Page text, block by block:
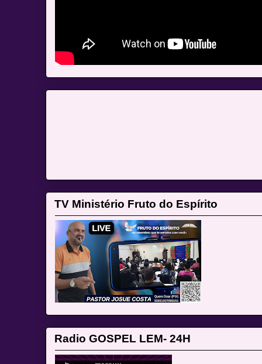
TV Ministério Fruto do Espírito
Radio GOSPEL LEM- 24H